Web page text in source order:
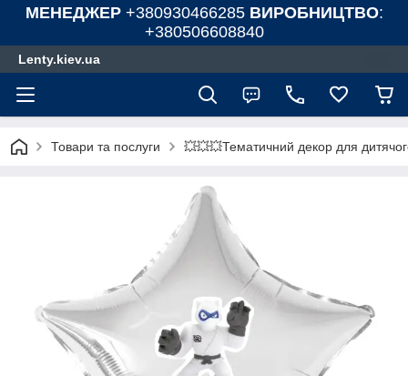
МЕНЕДЖЕР +380930466285 ВИРОБНИЦТВО:
+380506608840
Lenty.kiev.ua
Товари та послуги 💥💥💥Тематичний декор для